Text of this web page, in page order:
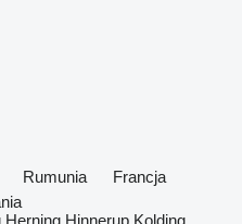
Rumunia
Francja
Herning Hinnerup Kolding